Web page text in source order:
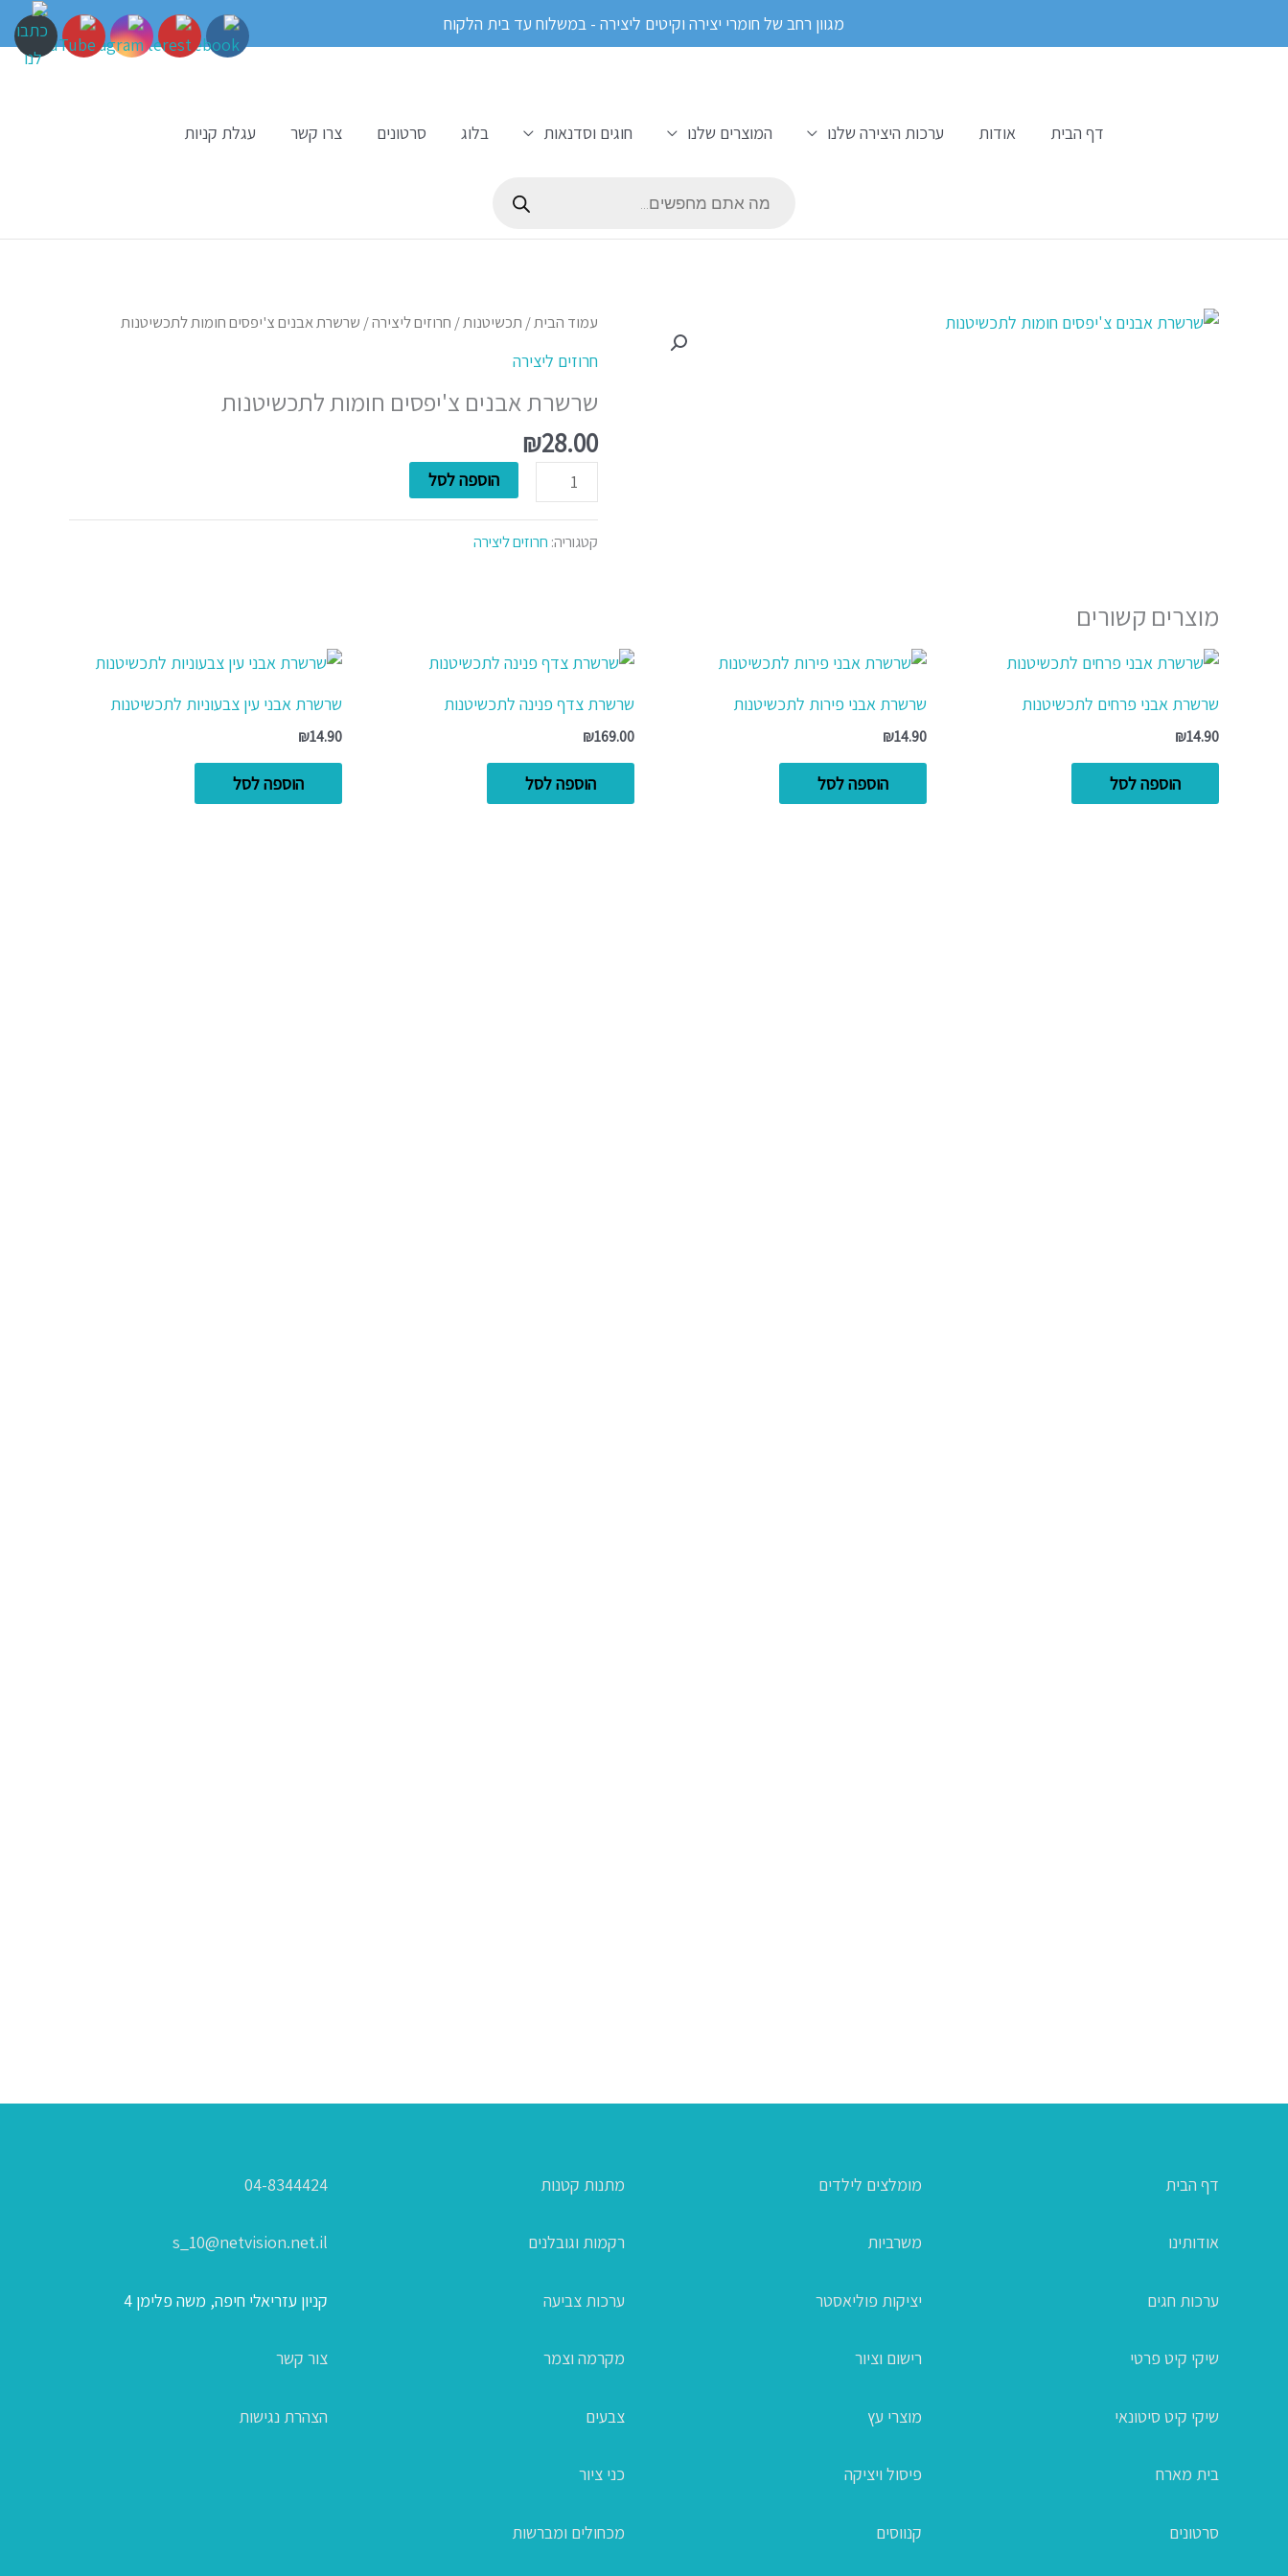
מגוון רחב של חומרי יצירה וקיטים ליצירה - במשלוח עד בית הלקוח
דף הבית אודות ערכות היצירה שלנו המוצרים שלנו חוגים וסדנאות בלוג סרטונים צרו קשר
עגלת קניות
עמוד הבית/ תכשיטנות/ חרוזים ליצירה/ שרשרת אבנים צ'יפסים חומות לתכשיטנות
חרוזים ליצירה
שרשרת אבנים צ'יפסים חומות לתכשיטנות
₪28.00
כמות
אבנים
צ'יפסים
חומות
לתכשיטנות
הוספה לסל
קטגוריה: חרוזים ליצירה
מוצרים קשורים
שרשרת אבני פרחים לתכשיטנות
₪14.90
הוספה לסל
שרשרת אבני פירות לתכשיטנות
₪14.90
הוספה לסל
שרשרת צדף פנינה לתכשיטנות
₪169.00
הוספה לסל
שרשרת אבני עין צבעוניות לתכשיטנות
₪14.90
הוספה לסל
דף הבית
אודותינו
ערכות חגים
שיקי קיט פרטי
שיקי קיט סיטונאי
בית מארח
סרטונים
מומלצים לילדים
משרביות
יציקות פוליאסטר
רישום וציור
מוצרי עץ
פיסול ויציקה
קנווסים
מתנות קטנות
רקמות וגובלנים
ערכות צביעה
מקרמה וצמר
צבעים
כני ציור
מכחולים ומברשות
04-8344424
s_10@netvision.net.il
קניון עזריאלי חיפה, משה פלימן 4
צור קשר
הצהרת נגישות